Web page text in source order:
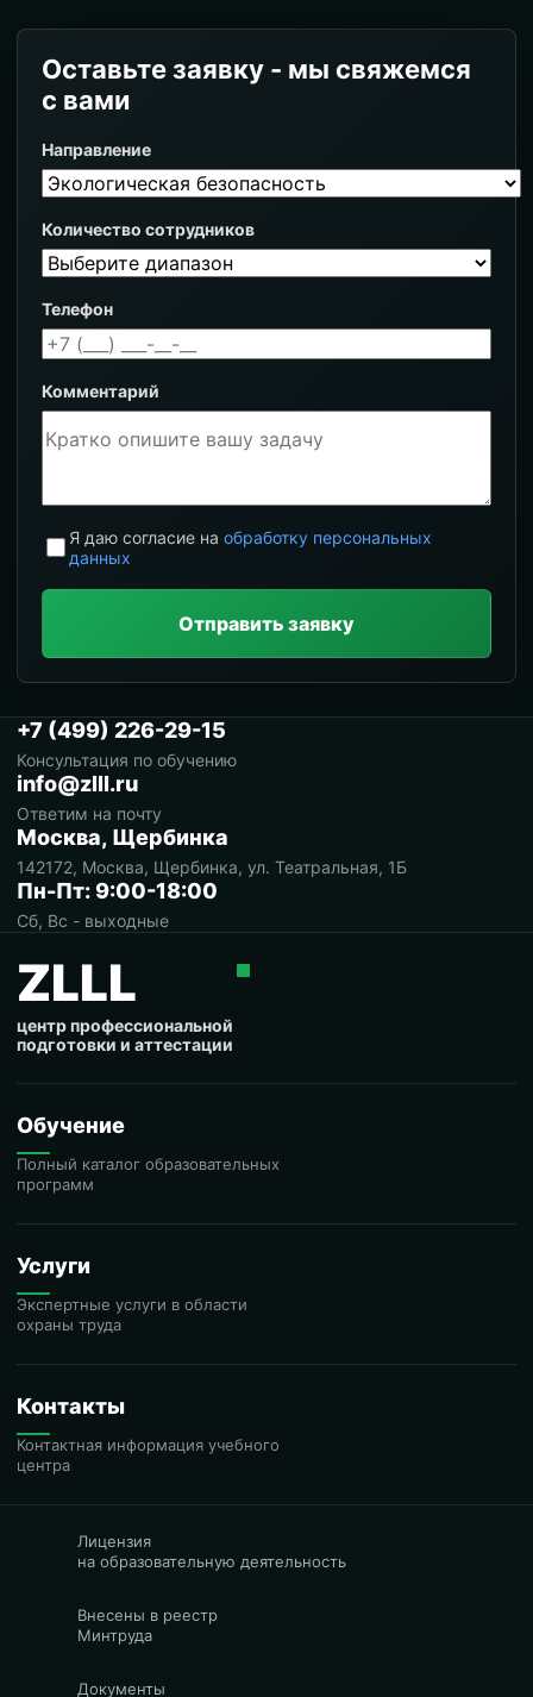
Оставьте заявку - мы свяжемся
с вами
Направление
Количество сотрудников
Телефон
Комментарий
Я даю согласие на обработку персональных
данных
Отправить заявку
+7 (499) 226-29-15
Консультация по обучению
info@zlll.ru
Ответим на почту
Москва, Щербинка
142172, Москва, Щербинка, ул. Театральная, 1Б
Пн-Пт: 9:00-18:00
Сб, Вс - выходные
ZLLL
центр профессиональной
подготовки и аттестации
Обучение
Полный каталог образовательных
программ
Услуги
Экспертные услуги в области
охраны труда
Контакты
Контактная информация учебного
центра
Лицензия
на образовательную деятельность
Внесены в реестр
Минтруда
Документы